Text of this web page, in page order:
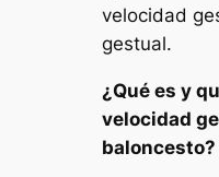
velocidad
gestual.
¿Qué es y
velocidad
baloncesto?